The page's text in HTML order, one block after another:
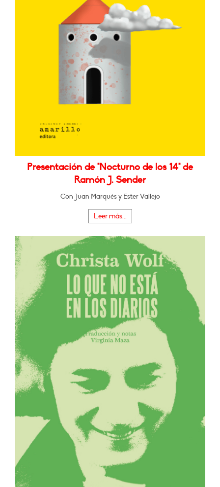
Presentación de "Nocturno de los 14" de
Ramón J. Sender
Con Juan Marqués y Ester Vallejo
Leer más...